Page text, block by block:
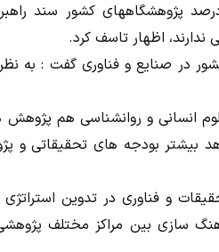
پژوهشگاههای کشور سند
اظهار تاسف کرد.
کشور در صنایع و فناوری گفت :
انسانی و روانشناسی هم
بیشتر بودجه های تحقیقاتی
و فناوری در تدوین
سازی بین مراکز مختلف